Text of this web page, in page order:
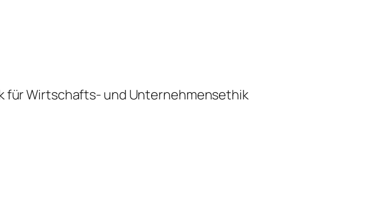
für Wirtschafts- und Unternehmensethik